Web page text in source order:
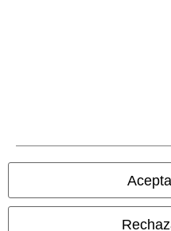
Todos los precios incluyen el
© 1986-2026 E.M.P.